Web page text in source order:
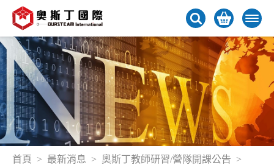
首頁 最新消息
奧斯丁教師研習/營隊開課公告